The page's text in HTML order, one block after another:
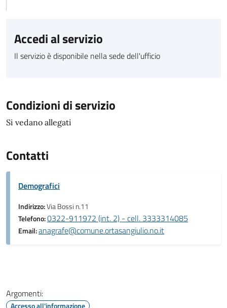
Accedi al servizio
Il servizio è disponibile nella sede dell'ufficio
Condizioni di servizio
Si vedano allegati
Contatti
Demografici
Indirizzo:Via Bossi n.11
Telefono:0322-911972 (int. 2) - cell. 3333314085
Email:anagrafe@comune.ortasangiulio.no.it
Argomenti:
Accesso all'informazione